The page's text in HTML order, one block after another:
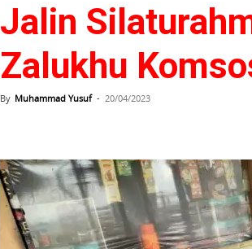
Jalin
Zalukhu
By Muhammad Yusuf - 20/04/2023